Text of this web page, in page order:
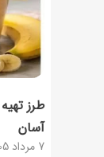
7 مرداد 1405
طرز
آسان